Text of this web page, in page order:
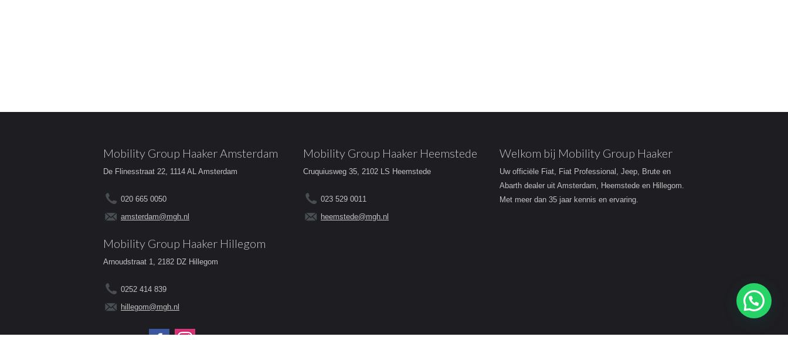
Mobility Group Haaker Amsterdam
De Flinesstraat 22, 1114 AL Amsterdam
020 665 0050
amsterdam@mgh.nl
Mobility Group Haaker Heemstede
Cruquiusweg 35, 2102 LS Heemstede
023 529 0011
heemstede@mgh.nl
Mobility Group Haaker Hillegom
Arnoudstraat 1, 2182 DZ Hillegom
0252 414 839
hillegom@mgh.nl
Volg ons op:
Welkom bij Mobility Group Haaker
Uw officiële Fiat, Fiat Professional, Jeep, Brute en
Abarth dealer uit Amsterdam, Heemstede en Hillegom.
Met meer dan 35 jaar kennis en ervaring.